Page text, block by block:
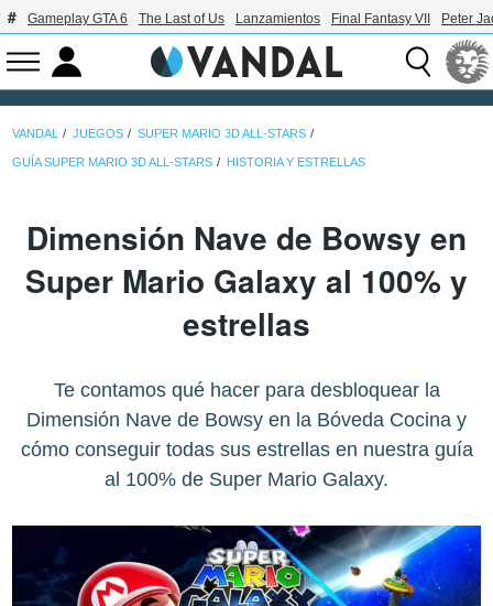
Gameplay GTA 6 The Last of Us Lanzamientos Final Fantasy VII Peter
VANDAL JUEGOS SUPER MARIO 3D ALL-STARS
GUÍA SUPER MARIO 3D ALL-STARS HISTORIA Y ESTRELLAS
Dimensión Nave de Bowsy en
Super Mario Galaxy al 100% y
estrellas
Te contamos qué hacer para desbloquear la
Dimensión Nave de Bowsy en la Bóveda Cocina y
cómo conseguir todas sus estrellas en nuestra guía
al 100% de Super Mario Galaxy.